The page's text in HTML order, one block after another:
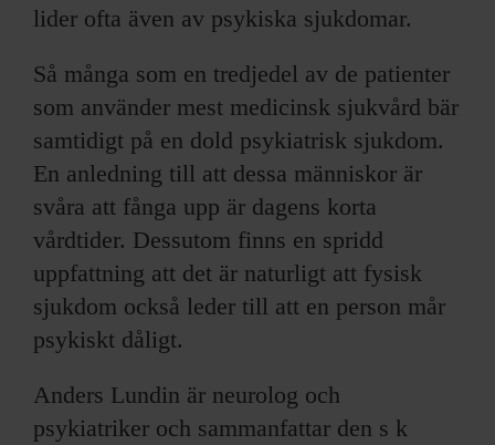
lider ofta även av psykiska sjukdomar.
Så många som en tredjedel av de patienter
som använder mest medicinsk sjukvård bär
samtidigt på en dold psykiatrisk sjukdom.
En anledning till att dessa människor är
svåra att fånga upp är dagens korta
vårdtider. Dessutom finns en spridd
uppfattning att det är naturligt att fysisk
sjukdom också leder till att en person mår
psykiskt dåligt.
Anders Lundin är neurolog och
psykiatriker och sammanfattar den s k